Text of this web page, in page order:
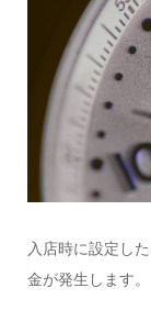
入店時に設定し
金が発生します。